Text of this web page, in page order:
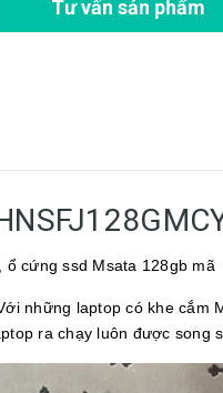
Tư vấn sản phẩm
ổ cứng ssd Msata 128gb mã
những laptop có khe cắm
ra chạy luôn được song